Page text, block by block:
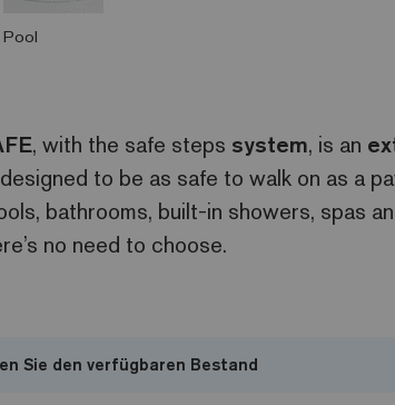
Pool
, with the safe steps system, is an
to be as safe to walk on as a
bathrooms, built-in showers, spas
no need to choose.
Sie den verfügbaren Bestand